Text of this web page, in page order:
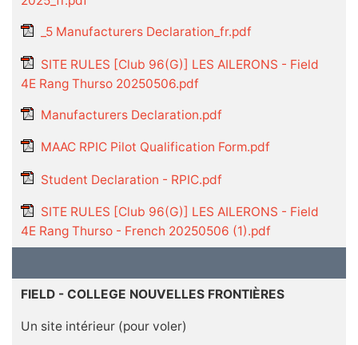
_5 Manufacturers Declaration_fr.pdf
SITE RULES [Club 96(G)] LES AILERONS - Field
4E Rang Thurso 20250506.pdf
Manufacturers Declaration.pdf
MAAC RPIC Pilot Qualification Form.pdf
Student Declaration - RPIC.pdf
SITE RULES [Club 96(G)] LES AILERONS - Field
4E Rang Thurso - French 20250506 (1).pdf
FIELD - COLLEGE NOUVELLES FRONTIÈRES
Un site intérieur (pour voler)